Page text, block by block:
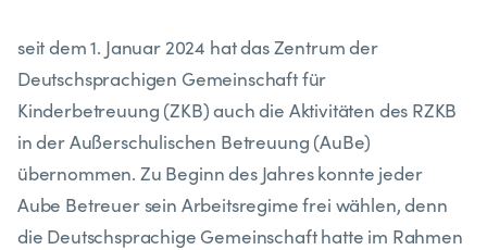
seit dem 1. Januar 2024 hat das Zentrum der
Deutschsprachigen Gemeinschaft für
Kinderbetreuung (ZKB) auch die Aktivitäten des RZKB
in der Außerschulischen Betreuung (AuBe)
übernommen. Zu Beginn des Jahres konnte jeder
Aube Betreuer sein Arbeitsregime frei wählen, denn
die Deutschsprachige Gemeinschaft hatte im Rahmen